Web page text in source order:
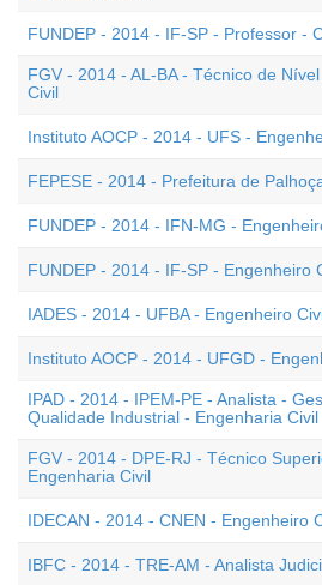
FUNDEP - 2014 - IF-SP - Professor -
FGV - 2014 - AL-BA - Técnico de
Civil
Instituto AOCP - 2014 - UFS -
FEPESE - 2014 - Prefeitura de
FUNDEP - 2014 - IFN-MG -
FUNDEP - 2014 - IF-SP - Engenheiro
IADES - 2014 - UFBA - Engenheiro
Instituto AOCP - 2014 - UFGD -
IPAD - 2014 - IPEM-PE - Analista -
Qualidade Industrial - Engenharia Civil
FGV - 2014 - DPE-RJ - Técnico
Engenharia Civil
IDECAN - 2014 - CNEN - Engenheiro
IBFC - 2014 - TRE-AM - Analista